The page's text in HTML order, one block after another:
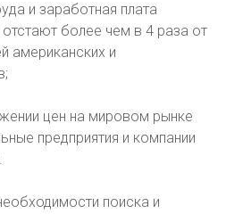
и заработная плата
более чем в 4 раза от
американских и
цен на мировом рынке
предприятия и компании
поиска и